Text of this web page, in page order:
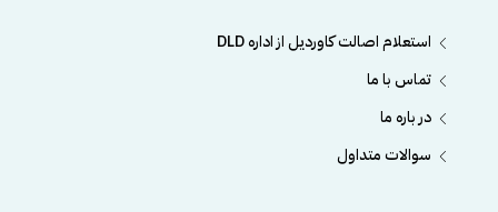
استعلام اصالت کاوردیل از اداره DLD
تماس با ما
در باره ما
سوالات متداول